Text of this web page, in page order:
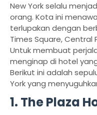
New York selalu
orang. Kota ini
terlupakan dengan
Times Square, Central
Untuk membuat
menginap di hotel
Berikut ini adalah
York yang
1. The Plaza